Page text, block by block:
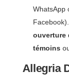
WhatsApp
ouverture
témoins
Allegria